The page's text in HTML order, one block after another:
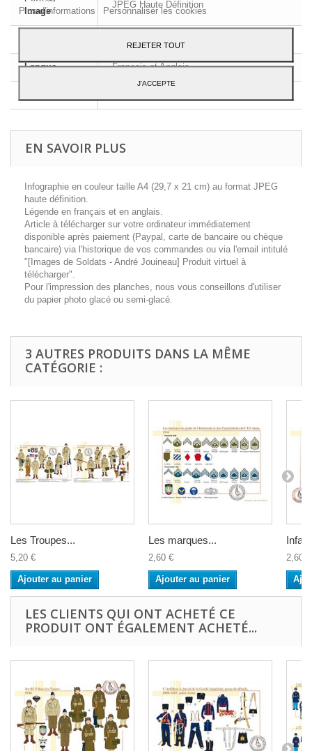
Image
JPEG Haute Définition
Langue Français et Anglais
EN SAVOIR PLUS
Infographie en couleur taille A4 (29,7 x 21 cm) au format JPEG
haute définition.
Légende en français et en anglais.
Article à télécharger sur votre ordinateur immédiatement
disponible après paiement (Paypal, carte de bancaire ou chèque
bancaire) via l'historique de vos commandes ou via l'email intitulé
"[Images de Soldats - André Jouineau] Produit virtuel à
télécharger".
Pour l'impression des planches, nous vous conseillons d'utiliser
du papier photo glacé ou semi-glacé.
3 AUTRES PRODUITS DANS LA MÊME
CATÉGORIE :
Les Troupes...
5,20 €
Ajouter au panier
Les marques...
2,60 €
Ajouter au panier
2,60 €
LES CLIENTS QUI ONT ACHETÉ CE
PRODUIT ONT ÉGALEMENT ACHETÉ...
Plus d'informations
Personnaliser les cookies
REJETER TOUT
J'ACCEPTE